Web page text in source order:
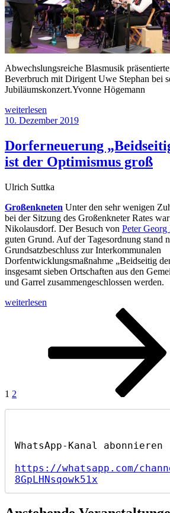
Abwechslungsreiche Blasmusik
Beverbruch mit Dirigent Uwe Stephan bei
Jubiläumskonzert.Yvonne Högemann
„600
Besucher
zum
Jubiläumskonzert“
weiterlesen
Veröffentlicht
10. Dezember 2019
Dorferneuerung
ist der Optimismus groß
Ulrich Suttka
Großenkneten Unter den sehr wenigen
bei der Sitzung des Großenkneter Rates
Nikolausdorf. Der Besuch von Peter
guten Grund. Auf der Tagesordnung stand
Grundsatzbeschluss zur Interkommunalen
Dorfentwicklungsmaßnahme „Beidseitig
insgesamt sieben Ortschaften aus den
und Garrel zusammengeschlossen werden.
„Dorferneuerung
weiterlesen
Seitennummerierung
Beiträge
1 2
https://whatsapp.com/
8GpLHNsqowk51x